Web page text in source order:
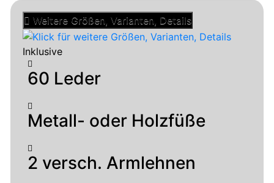
Weitere Größen, Varianten, Details
Inklusive
60 Leder
Metall- oder Holzfüße
2 versch. Armlehnen